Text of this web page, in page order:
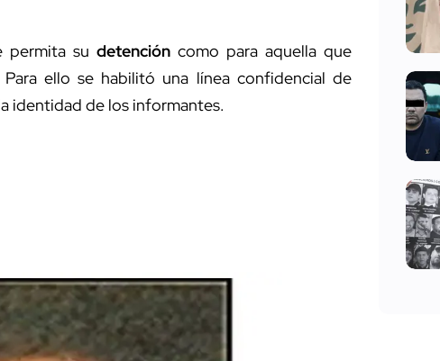
permita su detención como para aquella que
ello se habilitó una línea confidencial de
identidad de los informantes.